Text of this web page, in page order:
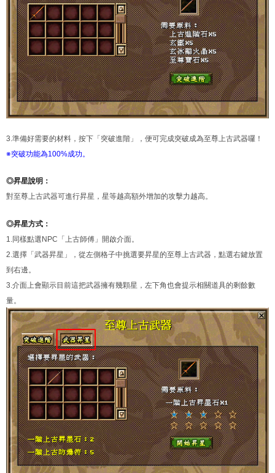
3.準備好需要的材料，按下「突破進階」，便可完成突破成為至尊上古武器囉！
※突破功能為100%成功。
◎昇星說明：
對至尊上古武器可進行昇星，星等越高額外增加的攻擊力越高。
◎昇星方式：
1.同樣點選NPC「上古師傅」開啟介面。
2.選擇「武器昇星」，從左側格子中挑選要昇星的至尊上古武器，點選右鍵放置
到右邊。
3.介面上會顯示目前這把武器擁有幾顆星，左下角也會提示相關道具的剩餘數
量。